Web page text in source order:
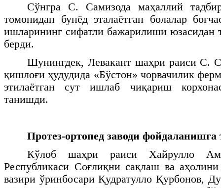
Сўнгра С. Самизода маҳаллий
томонидан бунёд эталаётган болалар
ишларининг сифатли бажарилиши юзасидан
берди.
Шунингдек, Левакант шаҳри раиси С.
қишлоғи ҳудудида «Бўстон» чорвачилик
этилаётган сут ишлаб чиқариш
танишди.
Протез-ортопед заводи
Кўлоб шаҳри раиси Хайрулло
Республикаси Соғлиқни сақлаш ва
вазири ўринбосари Қудратулло Қурбонов,